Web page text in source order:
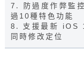
7. 防過度作弊監
過10種特色功能
8. 支援最新 iOS
同時修改定位